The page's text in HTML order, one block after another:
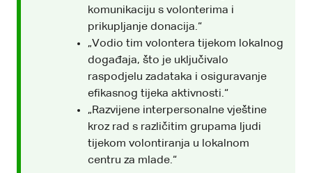
komunikaciju s volonterima i
prikupljanje donacija.“
„Vodio tim volontera tijekom lokalnog
događaja, što je uključivalo
raspodjelu zadataka i osiguravanje
efikasnog tijeka aktivnosti.“
„Razvijene interpersonalne vještine
kroz rad s različitim grupama ljudi
tijekom volontiranja u lokalnom
centru za mlade.“